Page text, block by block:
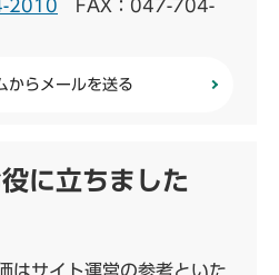
2010 FAX：047-704-
からメールを送る
に立ちました
はサイト運営の参考といた